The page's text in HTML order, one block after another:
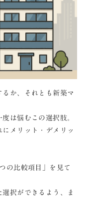
か、それとも新築マ
は悩むこの選択肢。
メリット・デメリッ
の比較項目」を見て
択ができるよう、ま